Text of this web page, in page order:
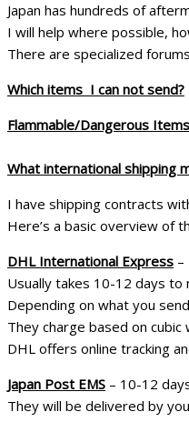
Japan has hundreds of
I will help where possible,
There are specialized
Which items I can not send?
Flammable/Dangerous Items
What international shipping
I have shipping contracts
Here’s a basic overview of
DHL International Express –
Usually takes 10-12 days to
Depending on what you
They charge based on
DHL offers online tracking
Japan Post EMS – 10-12
They will be delivered by